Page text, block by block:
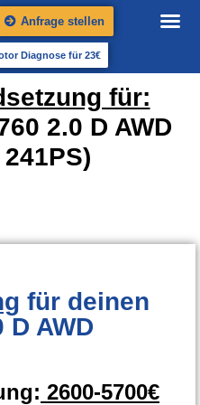
Anfrage stellen
Diagnose für 23€
für:
2.0 D AWD
für deinen
D AWD
2600-5700€